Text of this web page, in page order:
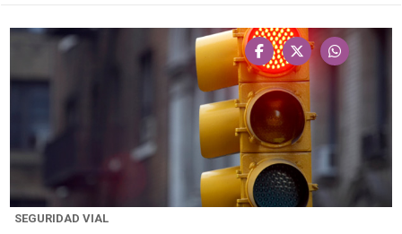
SEGURIDAD VIAL